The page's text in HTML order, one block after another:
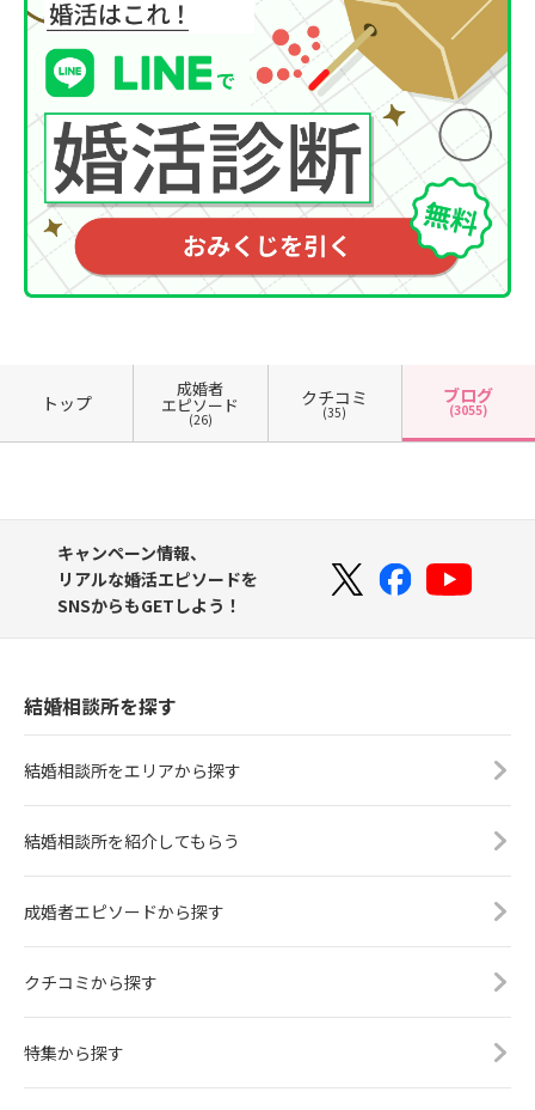
トップ
成婚者
エピソード
(26)
クチコミ
(35)
ブログ
(3055)
キャンペーン情報、
リアルな婚活エピソードを
SNSからもGETしよう！
結婚相談所を探す
結婚相談所をエリアから探す
結婚相談所を紹介してもらう
成婚者エピソードから探す
クチコミから探す
特集から探す